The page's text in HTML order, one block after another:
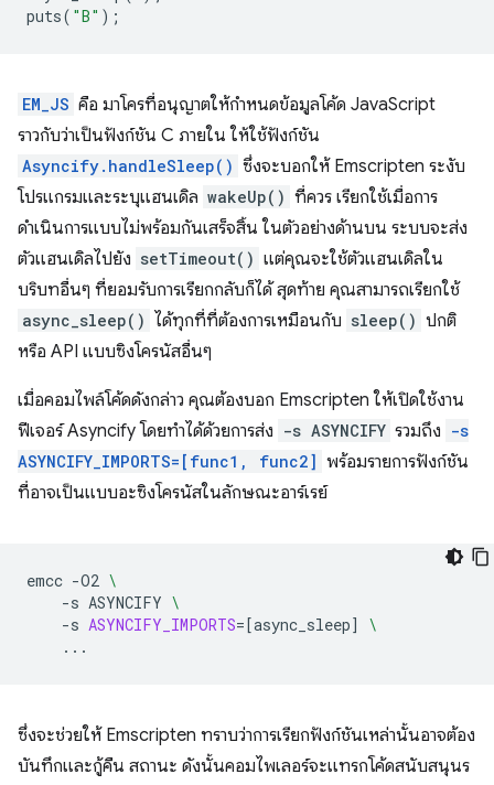
puts( "B" );
EM_JS คือ มาโครที่อนุญาตให้กำหนดข้อมูลโค้ด JavaScript
ราวกับว่าเป็นฟังก์ชัน C ภายใน ให้ใช้ฟังก์ชัน
Asyncify.handleSleep() ซึ่งจะบอกให้ Emscripten ระงับ
โปรแกรมและระบุแฮนเดิล wakeUp() ที่ควร เรียกใช้เมื่อการ
ดำเนินการแบบไม่พร้อมกันเสร็จสิ้น ในตัวอย่างด้านบน ระบบจะส่ง
ตัวแฮนเดิลไปยัง setTimeout() แต่คุณจะใช้ตัวแฮนเดิลใน
บริบทอื่นๆ ที่ยอมรับการเรียกกลับก็ได้ สุดท้าย คุณสามารถเรียกใช้
async_sleep() ได้ทุกที่ที่ต้องการเหมือนกับ sleep() ปกติ
หรือ API แบบซิงโครนัสอื่นๆ
เมื่อคอมไพล์โค้ดดังกล่าว คุณต้องบอก Emscripten ให้เปิดใช้งาน
ฟีเจอร์ Asyncify โดยทำได้ด้วยการส่ง -s ASYNCIFY รวมถึง -s
ASYNCIFY_IMPORTS=[func1, func2] พร้อมรายการฟังก์ชัน
ที่อาจเป็นแบบอะซิงโครนัสในลักษณะอาร์เรย์
emcc -O2 \
-s ASYNCIFY \
-s ASYNCIFY_IMPORTS=[async_sleep]
\
ซึ่งจะช่วยให้ Emscripten ทราบว่าการเรียกฟังก์ชันเหล่านั้นอาจต้อง
บันทึกและกู้คืน สถานะ ดังนั้นคอมไพเลอร์จะแทรกโค้ดสนับสนุนร